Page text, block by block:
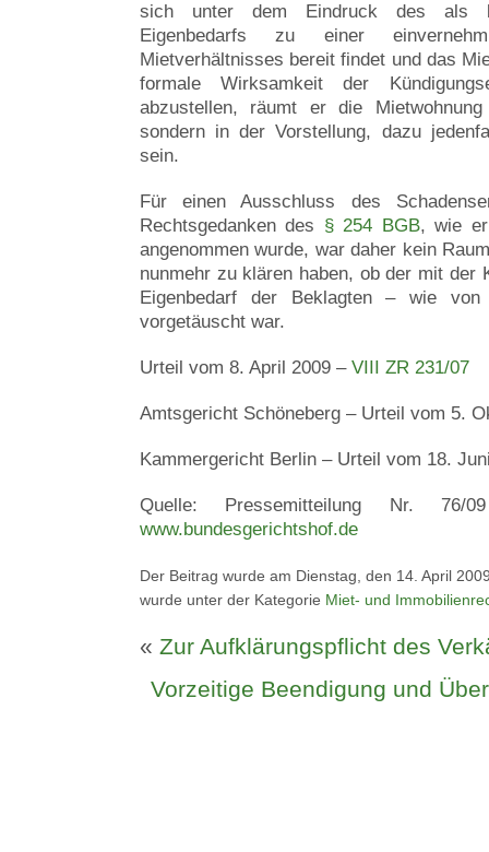
sich unter dem Eindruck des als
Eigenbedarfs zu einer
Mietverhältnisses bereit findet und das
formale Wirksamkeit der
abzustellen, räumt er die
sondern in der Vorstellung, dazu
sein.
Für einen Ausschluss des
Rechtsgedanken des § 254 BGB, wie er
angenommen wurde, war daher kein
nunmehr zu klären haben, ob der mit der
Eigenbedarf der Beklagten – wie
vorgetäuscht war.
Urteil vom 8. April 2009 – VIII ZR 231/07
Amtsgericht Schöneberg – Urteil vom 5.
Kammergericht Berlin – Urteil vom 18.
Quelle: Pressemitteilung Nr. 76/
www.bundesgerichtshof.de
Der Beitrag wurde am Dienstag, den 14. April
wurde unter der Kategorie Miet- und
« Zur Aufklärungspflicht des
Vorzeitige Beendigung und